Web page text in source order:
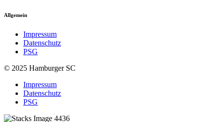
Allgemein
Impressum
Datenschutz
PSG
© 2025 Hamburger SC
Impressum
Datenschutz
PSG